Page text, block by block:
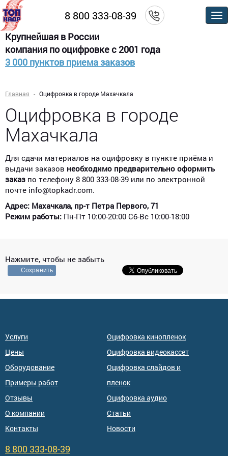
8 800 333-08-39
Крупнейшая в России
компания по оцифровке с 2001 года
3 000 пунктов приема заказов
Главная Оцифровка в городе Махачкала
Оцифровка в городе
Махачкала
Для сдачи материалов на оцифровку в пункте приёма и
выдачи заказов необходимо предварительно оформить
заказ по телефону 8 800 333-08-39 или по электронной
почте info@topkadr.com.
Адрес: Махачкала, пр-т Петра Первого, 71
Режим работы: Пн-Пт 10:00-20:00 Сб-Вс 10:00-18:00
Нажмите, чтобы не забыть
Сохранить
Услуги
Цены
Оборудование
Примеры работ
Отзывы
О компании
Контакты
Оцифровка кинопленок
Оцифровка видеокассет
Оцифровка слайдов и
пленок
Оцифровка аудио
Статьи
Новости
8 800 333-08-39